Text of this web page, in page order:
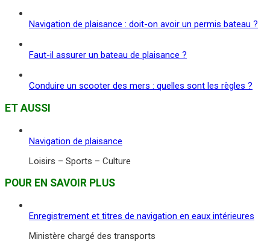
Navigation de plaisance : doit-on avoir un permis bateau ?
Faut-il assurer un bateau de plaisance ?
Conduire un scooter des mers : quelles sont les règles ?
ET AUSSI
Navigation de plaisance
Loisirs – Sports – Culture
POUR EN SAVOIR PLUS
Enregistrement et titres de navigation en eaux intérieures
Ministère chargé des transports